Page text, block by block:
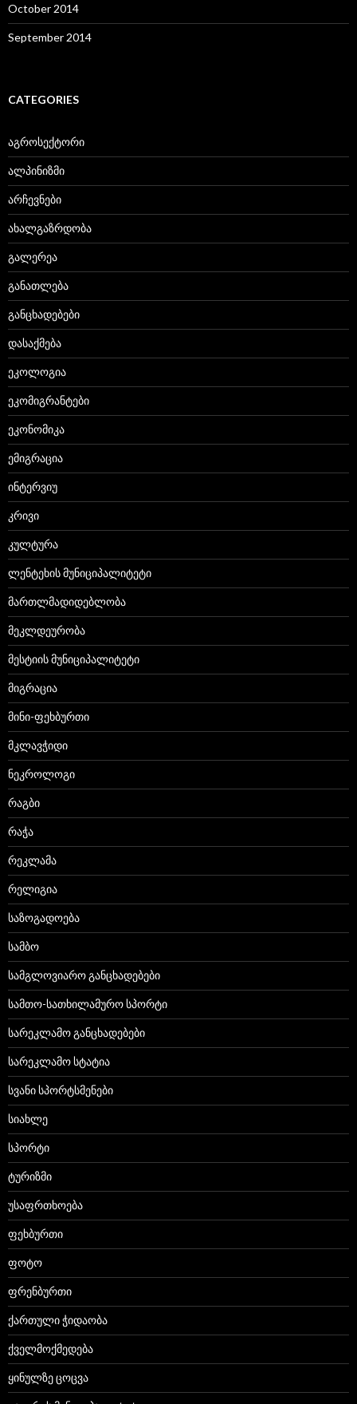
October 2014
September 2014
CATEGORIES
აგროსექტორი
ალპინიზმი
არჩევნები
ახალგაზრდობა
გალერეა
განათლება
განცხადებები
დასაქმება
ეკოლოგია
ეკომიგრანტები
ეკონომიკა
ემიგრაცია
ინტერვიუ
კრივი
კულტურა
ლენტეხის მუნიციპალიტეტი
მართლმადიდებლობა
მეკლდეურობა
მესტიის მუნიციპალიტეტი
მიგრაცია
მინი-ფეხბურთი
მკლავჭიდი
ნეკროლოგი
რაგბი
რაჭა
რეკლამა
რელიგია
საზოგადოება
სამბო
სამგლოვიარო განცხადებები
სამთო-სათხილამურო სპორტი
სარეკლამო განცხადებები
სარეკლამო სტატია
სვანი სპორტსმენები
სიახლე
სპორტი
ტურიზმი
უსაფრთხოება
ფეხბურთი
ფოტო
ფრენბურთი
ქართული ჭიდაობა
ქველმოქმედება
ყინულზე ცოცვა